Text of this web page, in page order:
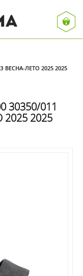
ВЕСНА-ЛЕТО 2025 2025
30350/011
2025